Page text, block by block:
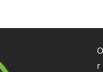
O
r